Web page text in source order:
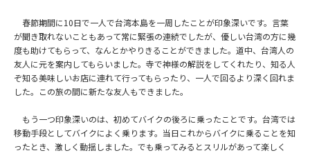
春節期間に10日で一人で台湾本島を一周したことが印象深いです。言葉
が聞き取れないこともあって常に緊張の連続でしたが、優しい台湾の方に幾
度も助けてもらって、なんとかやりきることができました。道中、台湾人の
友人に元を案内してもらいました。寺で神様の解説をしてくれたり、知る人
ぞ知る美味しいお店に連れて行ってもらったり、一人で回るより深く回れま
した。この旅の間に新たな友人もできました。
もう一つ印象深いのは、初めてバイクの後ろに乗ったことです。台湾では
移動手段としてバイクによく乗ります。当日これからバイクに乗ることを知
ったとき、激しく動揺しました。でも乗ってみるとスリルがあって楽しく